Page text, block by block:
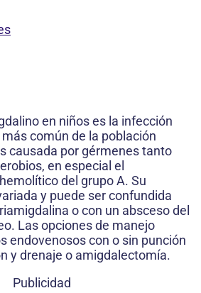
en niños es la infección
común de la población
causada por gérmenes tanto
en especial el
del grupo A. Su
y puede ser confundida
o con un absceso del
Las opciones de manejo
endovenosos con o sin punción
y drenaje o amigdalectomía.
Publicidad